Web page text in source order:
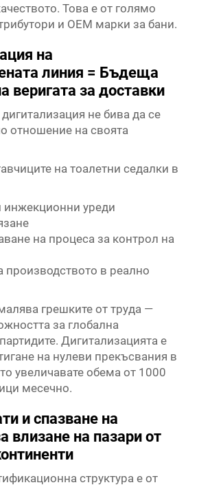
Това е от голямо
и OEM марки за бани.
на
линия = Бъдеща
веригата за доставки
не бива да се
отношение на своята
на тоалетни седалки в
инжекционни уреди
на процеса за контрол на
производството в реално
грешките от труда —
за глобална
Дигитализацията е
на нулеви прекъсвания в
увеличавате обема от 1000
месечно.
и спазване на
влизане на пазари от
структура е от